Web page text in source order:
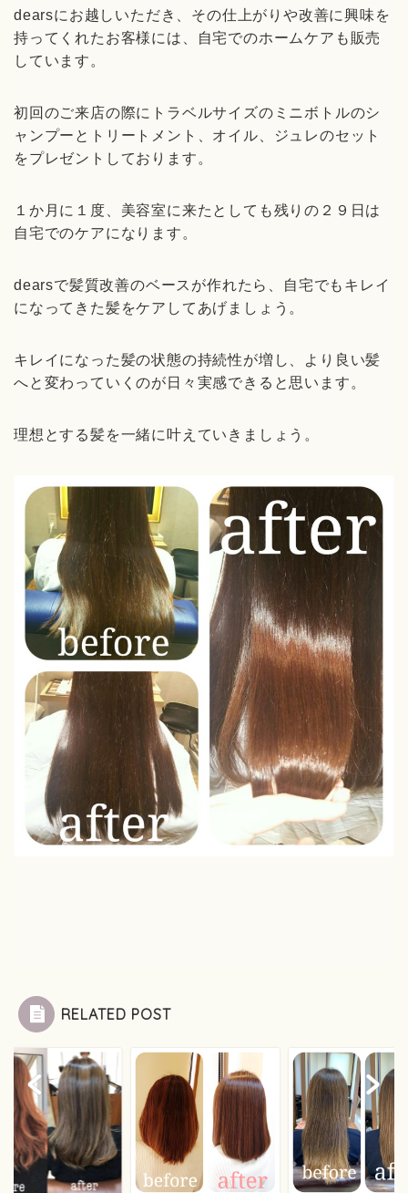
dearsにお越しいただき、その仕上がりや改善に興味を
持ってくれたお客様には、自宅でのホームケアも販売
しています。
初回のご来店の際にトラベルサイズのミニボトルのシ
ャンプーとトリートメント、オイル、ジュレのセット
をプレゼントしております。
１か月に１度、美容室に来たとしても残りの２９日は
自宅でのケアになります。
dearsで髪質改善のベースが作れたら、自宅でもキレイ
になってきた髪をケアしてあげましょう。
キレイになった髪の状態の持続性が増し、より良い髪
へと変わっていくのが日々実感できると思います。
理想とする髪を一緒に叶えていきましょう。
RELATED POST